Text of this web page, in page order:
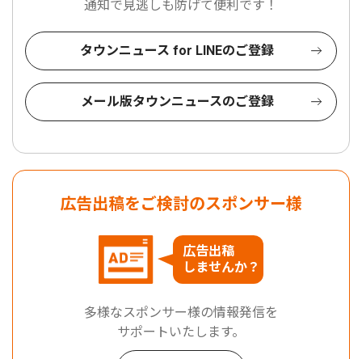
通知で見逃しも防げて便利です！
タウンニュース for LINEのご登録
メール版タウンニュースのご登録
広告出稿をご検討のスポンサー様
広告出稿
しませんか？
多様なスポンサー様の情報発信を
サポートいたします。